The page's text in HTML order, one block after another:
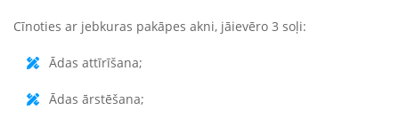
Cīnoties ar jebkuras pakāpes akni, jāievēro 3 soļi:
Ādas attīrīšana;
Ādas ārstēšana;